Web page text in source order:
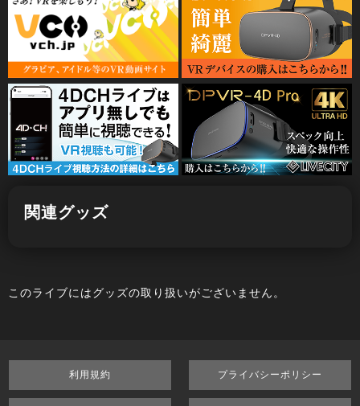
関連グッズ
このライブにはグッズの取り扱いがございません。
利用規約 プライバシーポリシー